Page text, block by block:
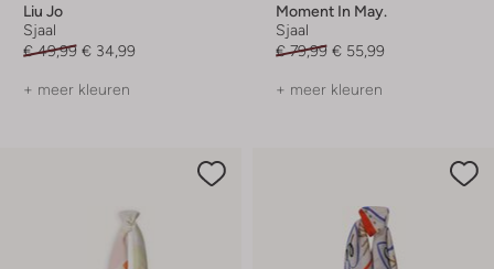
Liu Jo
Sjaal
€ 49,99 € 34,99
+ meer kleuren
Moment In May.
Sjaal
€ 79,99 € 55,99
+ meer kleuren